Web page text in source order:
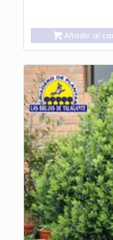
Añadir al